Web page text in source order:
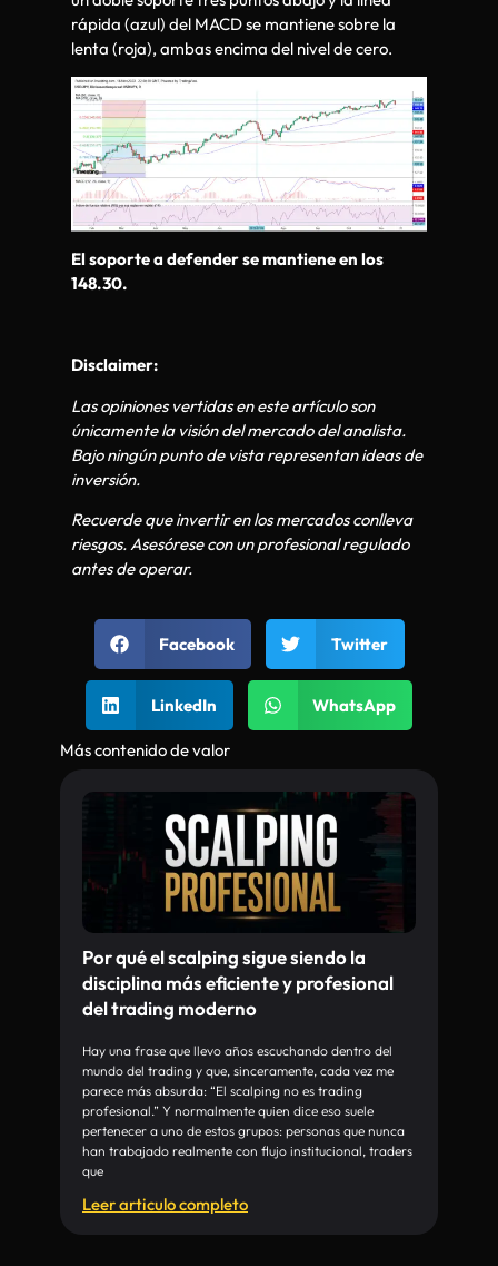
rápida (azul) del MACD se mantiene sobre la
lenta (roja), ambas encima del nivel de cero.
El soporte a defender se mantiene en los
148.30.
Disclaimer:
Las opiniones vertidas en este artículo son
únicamente la visión del mercado del analista.
Bajo ningún punto de vista representan ideas de
inversión.
Recuerde que invertir en los mercados conlleva
riesgos. Asesórese con un profesional regulado
antes de operar.
Facebook Twitter
LinkedIn WhatsApp
Más contenido de valor
Por qué el scalping sigue siendo la
disciplina más eficiente y profesional
del trading moderno
Hay una frase que llevo años escuchando dentro del
mundo del trading y que, sinceramente, cada vez me
parece más absurda: “El scalping no es trading
profesional.” Y normalmente quien dice eso suele
pertenecer a uno de estos grupos: personas que nunca
han trabajado realmente con flujo institucional, traders
que
Leer articulo completo